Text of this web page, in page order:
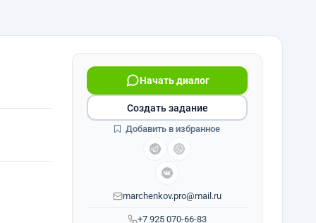
+7 925 070-66-83
Начать диалог
marchenkov.pro@mail.ru
Создать задание
Добавить в избранное